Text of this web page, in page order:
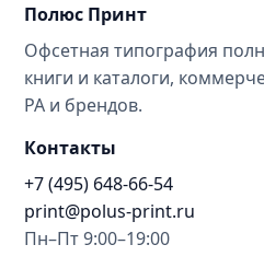
Полюс Принт
Офсетная типография
книги и каталоги,
РА и брендов.
Контакты
+7 (495) 648-66-54
print@polus-print.ru
Пн–Пт 9:00–19:00